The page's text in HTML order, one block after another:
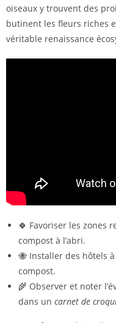
oiseaux y trouvent des
butinent les fleurs riches
véritable renaissance
🍀 Favoriser les zones
compost à l’abri.
🐝 Installer des hôtels
compost.
🌾 Observer et noter
dans un carnet de